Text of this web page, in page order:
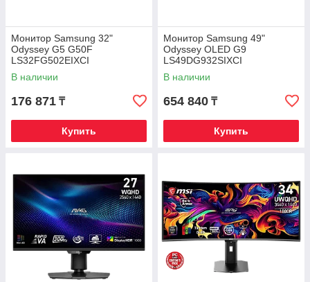
Монитор Samsung 32"
Odyssey G5 G50F
LS32FG502EIXCI
В наличии
176 871 ₸
Купить
Монитор Samsung 49"
Odyssey OLED G9
LS49DG932SIXCI
В наличии
654 840 ₸
Купить